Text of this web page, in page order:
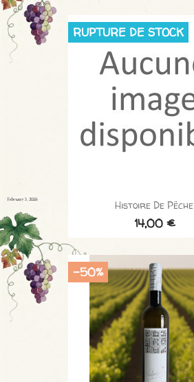
Histoire De Pêche
14,00 €
RUPTURE DE STOCK
-50%